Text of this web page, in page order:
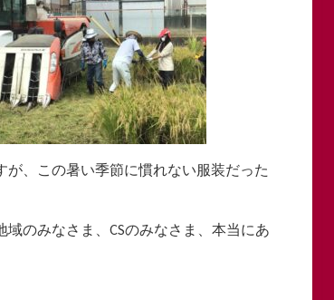
、この暑い季節に慣れない服装だった
のみなさま、CSのみなさま、本当にあ